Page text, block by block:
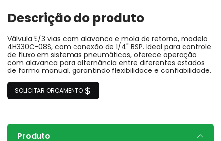
Descrição do produto
Válvula 5/3 vias com alavanca e mola de retorno, modelo
4H330C-08S, com conexão de 1/4" BSP. Ideal para controle
de fluxo em sistemas pneumáticos, oferece operação
com alavanca para alternância entre diferentes estados
de forma manual, garantindo flexibilidade e confiabilidade.
SOLICITAR ORÇAMENTO
Produto